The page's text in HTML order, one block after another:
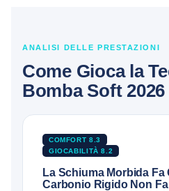
ANALISI DELLE PRESTAZIONI
Come Gioca la
Bomba Soft 2026
COMFORT 8.3
GIOCABILITÀ 8.2
La Schiuma Morbida Fa
Carbonio Rigido Non Fa